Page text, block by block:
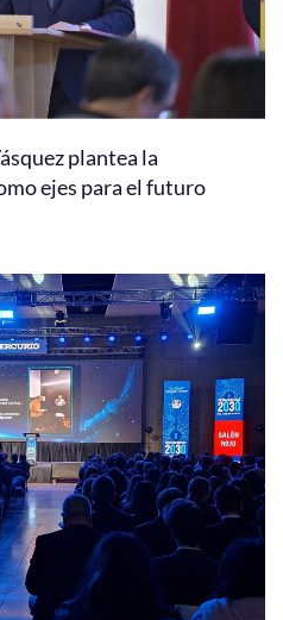
plantea la
ejes para el futuro